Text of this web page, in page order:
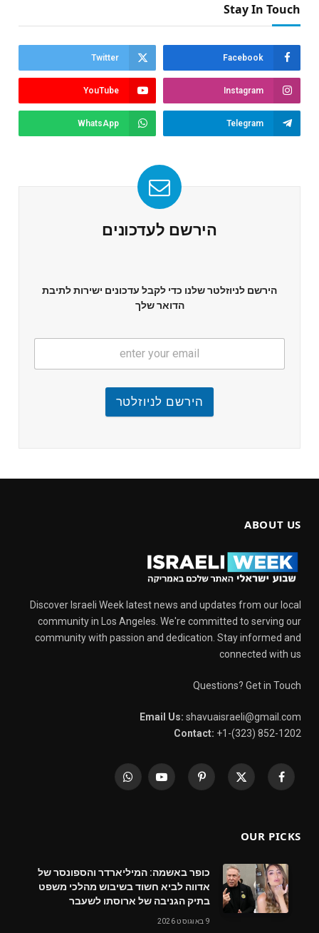
Stay In Touch
Facebook
Twitter
Instagram
YouTube
Telegram
WhatsApp
הירשם לעדכונים
הירשם לניוזלטר שלנו כדי לקבל עדכונים ישירות לתיבת
הדואר שלך
הירשם לניוזלטר
ABOUT US
Discover Israeli Week latest news and updates from our local
community in Los Angeles. We're committed to serving our
community with passion and dedication. Stay informed and
connected with us
Questions? Get in Touch
Email Us: shavuaisraeli@gmail.com
Contact: +1-(323) 852-1202
Facebook
X
Pinterest
YouTube
WhatsApp
OUR PICKS
כופר באשמה: המיליארדר והספונסר של
אדווה לביא חשוד בשיבוש מהלכי משפט
בתיק הגניבה של ארוסתו לשעבר
9 באוגוסט 2026